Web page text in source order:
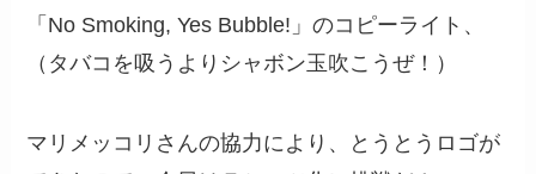
「No Smoking, Yes Bubble!」のコピーライト、
（タバコを吸うよりシャボン玉吹こうぜ！）
マリメッコリさんの協力により、とうとうロゴが